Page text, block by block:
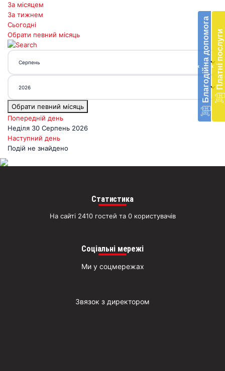
‹ Благодійна допомогав
‹ Платні послуги
За місяцем
За тижнем
Сьогодні
Обрати певний місяць
Обрати певний місяць
Попередній день
Неділя 30 Серпень 2026
Наступний день
Подій не знайдено
Статистика
На сайті 2410 гостей та 0 користувачів
Соціальні мережі
Ми у соцмережах
Звязок з директором